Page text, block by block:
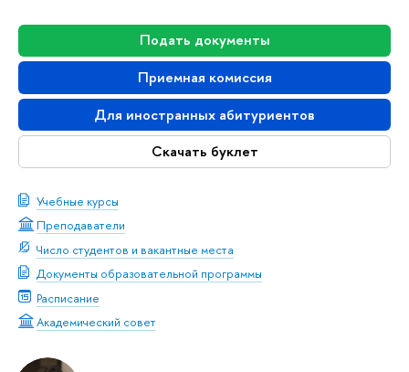
Подать документы
Приемная комиссия
Для иностранных абитуриентов
Скачать буклет
Учебные курсы
Преподаватели
Число студентов и вакантные места
Документы образовательной программы
Расписание
Академический совет